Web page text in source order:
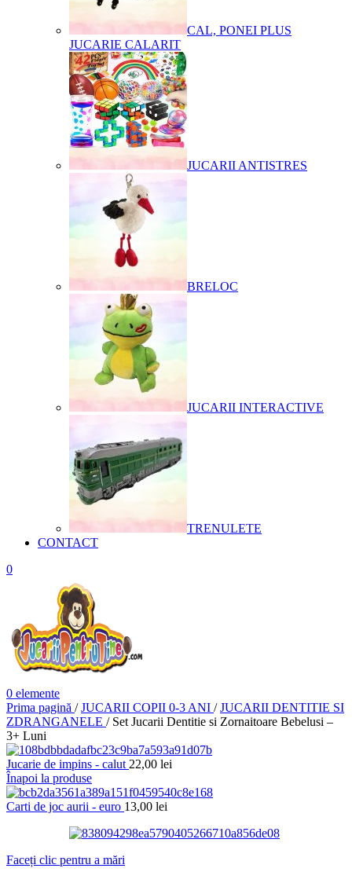
CAL, PONEI PLUS
JUCARIE CALARIT
JUCARII ANTISTRES
BRELOC
JUCARII INTERACTIVE
TRENULETE
CONTACT
0
0 elemente
Prima pagină / JUCARII COPII 0-3 ANI / JUCARII DENTITIE SI
ZDRANGANELE / Set Jucarii Dentitie si Zornaitoare Bebelusi –
3+ Luni
Jucarie de impins - calut 22,00 lei
Înapoi la produse
Carti de joc aurii - euro 13,00 lei
Faceți clic pentru a mări